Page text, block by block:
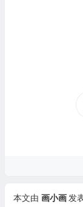
本文由 画小画 发